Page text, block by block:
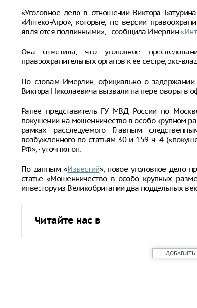
«Уголовное дело в отношении Виктора
«Интеко-Агро», которые, по версии
являются подлинными», - сообщила Имерлин
Она отметила, что уголовное
правоохранительных органов к ее сестре, экс-
По словам Имерлин, официально о задержании
Виктора Николаевича вызвали на переговоры в
Ранее представитель ГУ МВД России по
покушении на мошенничество в особо крупном
рамках расследуемого Главным
возбужденного по статьям 30 и 159 ч. 4
РФ», - уточнил он.
По данным «Известий», новое уголовное дело
статье «Мошенничество в особо крупных
инвестору из Великобритании два поддельных
Читайте нас в